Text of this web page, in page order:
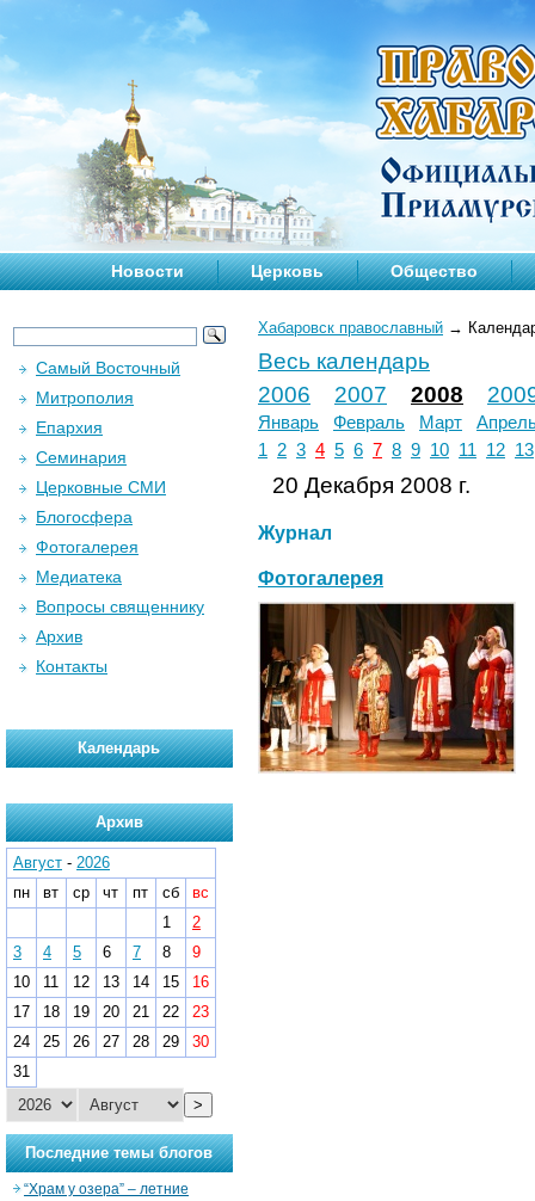
Новости Церковь Общество
Хабаровск православный →
Весь календарь
2006
2007 2008
Январь Февраль Март
1
2 3 4 5 6 7 8 9 10 11 12 13
20 Декабря 2008 г.
Журнал
Фотогалерея
Самый Восточный
Митрополия
Епархия
Семинария
Церковные СМИ
Блогосфера
Фотогалерея
Медиатека
Вопросы священнику
Архив
Контакты
Календарь
Архив
Август - 2026
пн
вт ср чт пт сб
вс
1
2
3
4 5 6 7 8
9
10
11 12 13 14 15
16
17
18 19 20 21 22
23
24
25 26 27 28 29
30
31
>
Последние темы блогов
“Храм у озера” – летние